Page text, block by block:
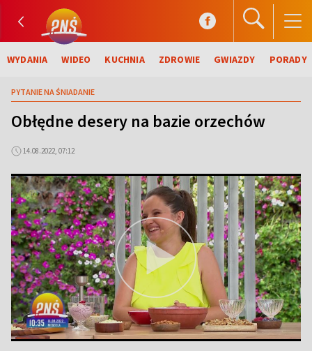
WYDANIA WIDEO KUCHNIA ZDROWIE GWIAZDY PORADY
PYTANIE NA ŚNIADANIE
Obłędne desery na bazie orzechów
14.08.2022, 07:12